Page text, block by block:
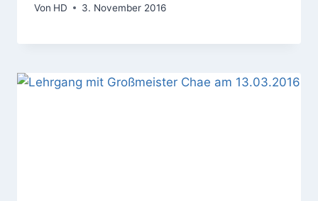
Von HD 3. November 2016